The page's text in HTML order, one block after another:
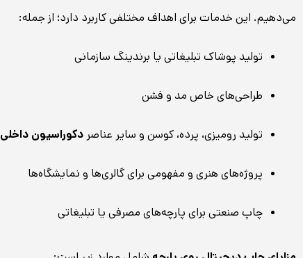
می‌دهیم. این خدمات برای اهداف مختلفی کاربرد دارد؛ از جمله:
تولید پوشاک تبلیغاتی یا برندینگ سازمانی
طراحی‌های خاص مد و فشن
تولید رومیزی، پرده، کوسن و سایر عناصر دکوراسیون داخلی
پروژه‌های هنری و مفهومی برای گالری‌ها و نمایشگاه‌ها
چاپ صنعتی برای پارچه‌های مصرفی یا تبلیغاتی